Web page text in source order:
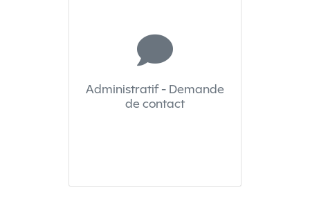
Administratif - Demande
de contact